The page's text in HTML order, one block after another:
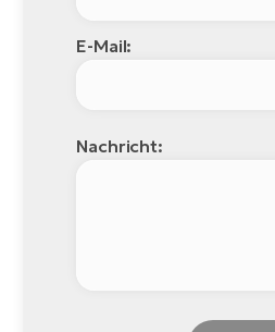
E-Mail:
Nachricht: